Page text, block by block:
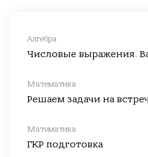
Алгебра
Числовые выражения.
Математика
Решаем задачи на
Математика
ГКР подготовка